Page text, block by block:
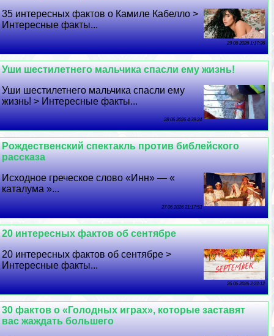
35 интересных фактов о Камиле Кабелло >
Интересные факты...
29 06 2026 1:17:36
Уши шестилетнего мальчика спасли ему жизнь!
Уши шестилетнего мальчика спасли ему
жизнь! > Интересные факты...
28 06 2026 4:39:24
Рождественский спектакль против библейского
рассказа
Исходное греческое слово «Инн» — «
каталума »...
27 06 2026 21:17:53
20 интересных фактов об сентябре
20 интересных фактов об сентябре >
Интересные факты...
26 06 2026 2:22:12
30 фактов о «Голодных играх», которые заставят
вас жаждать большего